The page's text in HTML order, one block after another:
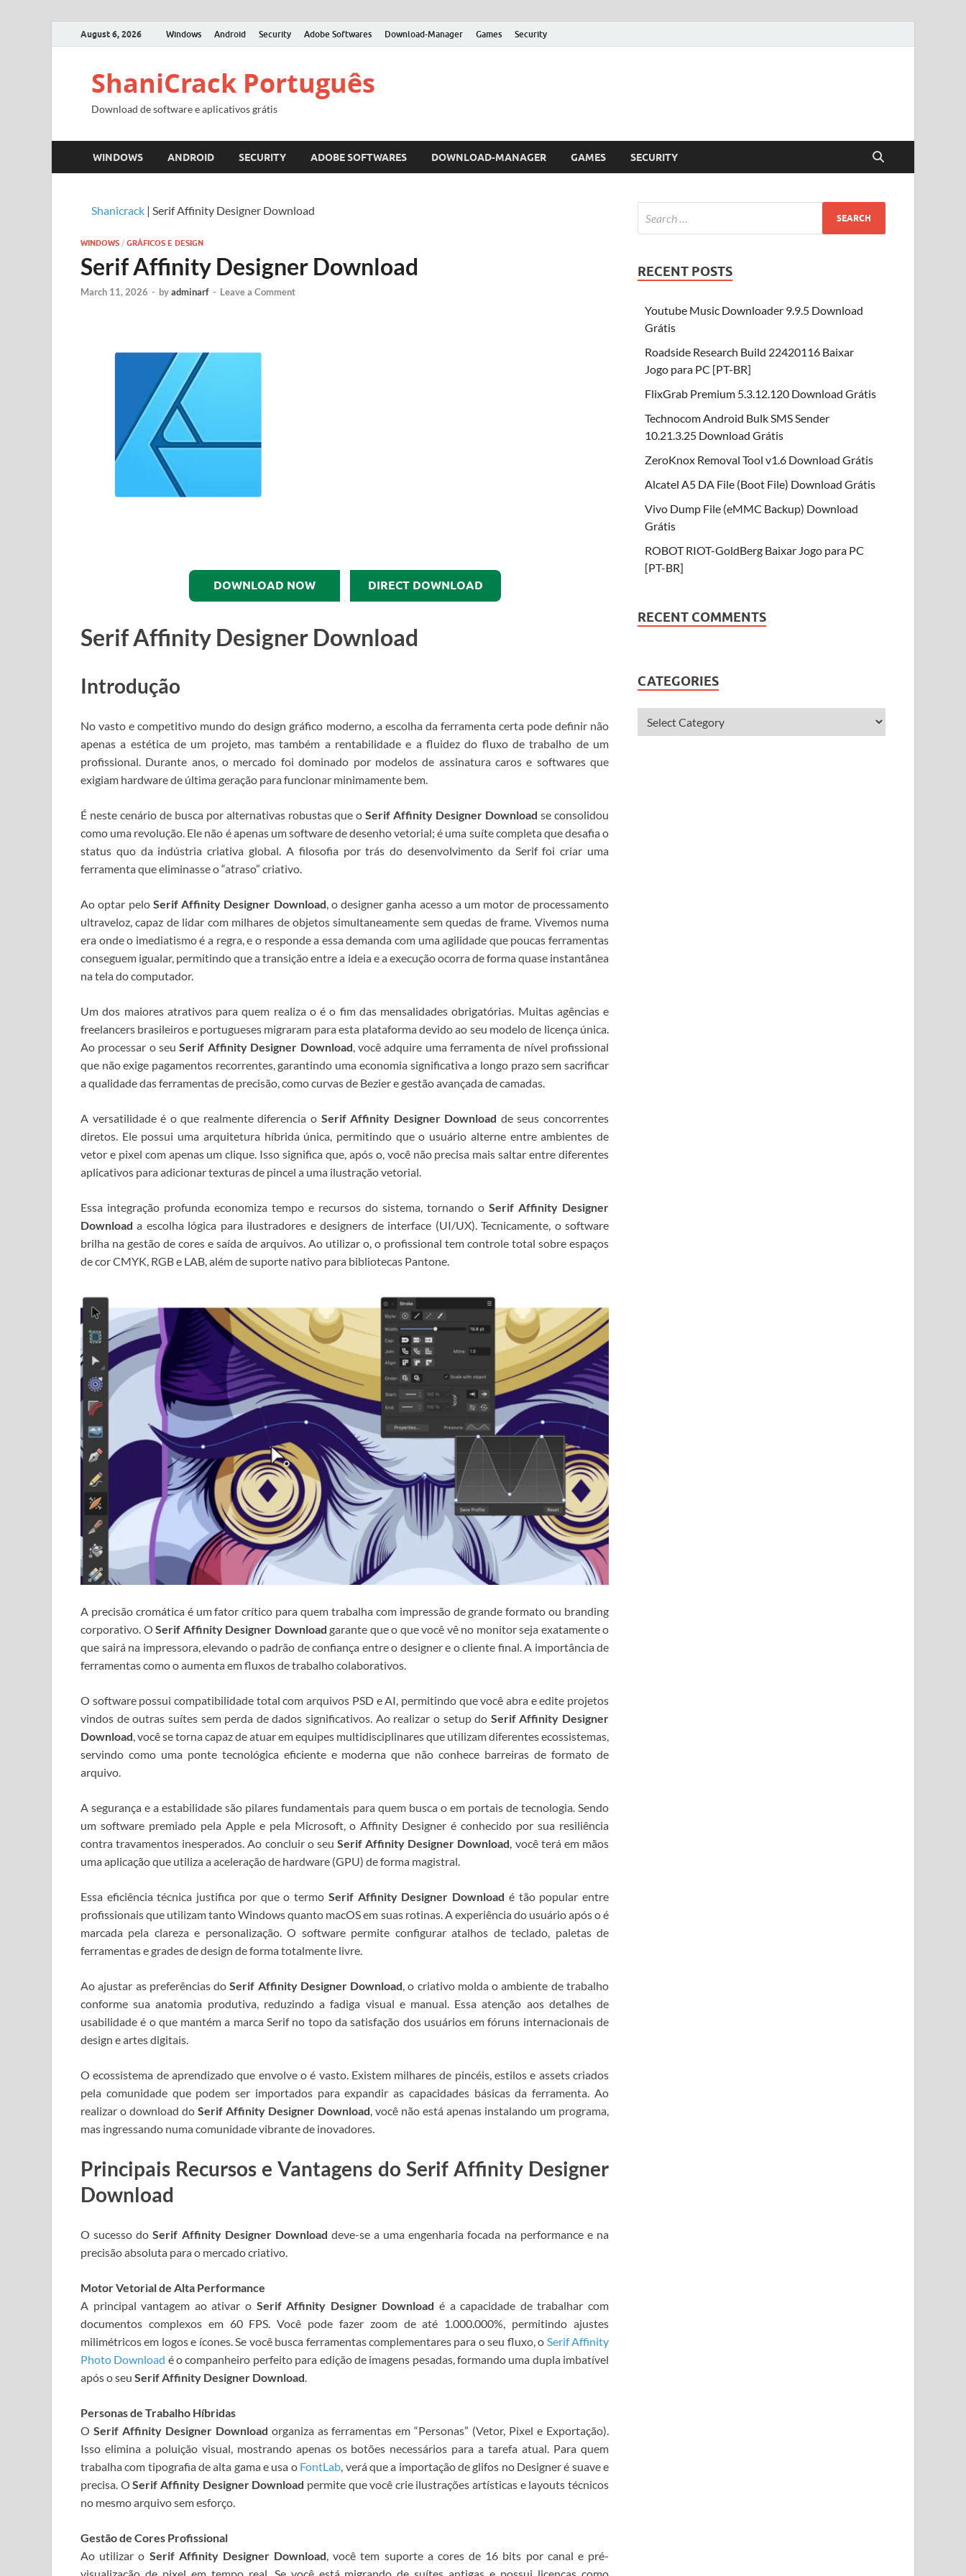
August 6, 2026 Windows Android Security Adobe Softwares Download-Manager Games Security
ShaniCrack Português
Download de software e aplicativos grátis
WINDOWS ANDROID SECURITY ADOBE SOFTWARES DOWNLOAD-MANAGER GAMES SECURITY
Shanicrack | Serif Affinity Designer Download
WINDOWS / GRÁFICOS E DESIGN
Serif Affinity Designer Download
March 11, 2026 - byadminarf - Leave a Comment
DOWNLOAD NOW DIRECT DOWNLOAD
Serif Affinity Designer Download
Introdução
No vasto e competitivo mundo do design gráfico moderno, a escolha da ferramenta certa pode definir não
apenas a estética de um projeto, mas também a rentabilidade e a fluidez do fluxo de trabalho de um
profissional. Durante anos, o mercado foi dominado por modelos de assinatura caros e softwares que
exigiam hardware de última geração para funcionar minimamente bem.
É neste cenário de busca por alternativas robustas que oSerif Affinity Designer Download se consolidou
como uma revolução. Ele não é apenas um software de desenho vetorial; é uma suíte completa que desafia o
status quo da indústria criativa global. A filosofia por trás do desenvolvimento da Serif foi criar uma
ferramenta que eliminasse o “atraso” criativo.
Ao optar pelo Serif Affinity Designer Download, o designer ganha acesso a um motor de processamento
ultraveloz, capaz de lidar com milhares de objetos simultaneamente sem quedas de frame. Vivemos numa
era onde o imediatismo é a regra, e oresponde a essa demanda com uma agilidade que poucas ferramentas
conseguem igualar, permitindo que a transição entre a ideia e a execução ocorra de forma quase instantânea
na tela do computador.
Um dos maiores atrativos para quem realiza oé o fim das mensalidades obrigatórias. Muitas agências e
freelancers brasileiros e portugueses migraram para esta plataforma devido ao seu modelo de licença única.
Ao processar o seuSerif Affinity Designer Download, você adquire uma ferramenta de nível profissional
que não exige pagamentos recorrentes, garantindo uma economia significativa a longo prazo sem sacrificar
a qualidade das ferramentas de precisão, como curvas de Bezier e gestão avançada de camadas.
A versatilidade é o que realmente diferencia o Serif Affinity Designer Download de seus concorrentes
diretos. Ele possui uma arquitetura híbrida única, permitindo que o usuário alterne entre ambientes de
vetor e pixel com apenas um clique. Isso significa que, após o, você não precisa mais saltar entre diferentes
aplicativos para adicionar texturas de pincel a uma ilustração vetorial.
Essa integração profunda economiza tempo e recursos do sistema, tornando o Serif Affinity Designer
Download a escolha lógica para ilustradores e designers de interface (UI/UX).Tecnicamente, o software
brilha na gestão de cores e saída de arquivos. Ao utilizar o, o profissional tem controle total sobre espaços
de cor CMYK, RGB e LAB, além de suporte nativo para bibliotecas Pantone.
A precisão cromática é um fator crítico para quem trabalha com impressão de grande formato ou branding
corporativo. O Serif Affinity Designer Download garante que o que você vê no monitor seja exatamente o
que sairá na impressora, elevando o padrão de confiança entre o designer e o cliente final. A importância de
ferramentas como oaumenta em fluxos de trabalho colaborativos.
O software possui compatibilidade total com arquivos PSD e AI, permitindo que você abra e edite projetos
vindos de outras suítes sem perda de dados significativos. Ao realizar o setup do Serif Affinity Designer
Download , você se torna capaz de atuar em equipes multidisciplinares que utilizam diferentes ecossistemas,
servindo como uma ponte tecnológica eficiente e moderna que não conhece barreiras de formato de
arquivo.
A segurança e a estabilidade são pilares fundamentais para quem busca oem portais de tecnologia. Sendo
um software premiado pela Apple e pela Microsoft, o Affinity Designer é conhecido por sua resiliência
contra travamentos inesperados. Ao concluir o seu Serif Affinity Designer Download , você terá em mãos
uma aplicação que utiliza a aceleração de hardware (GPU) de forma magistral.
Essa eficiência técnica justifica por que o termo Serif Affinity Designer Download é tão popular entre
profissionais que utilizam tanto Windows quanto macOS em suas rotinas. A experiência do usuário após oé
marcada pela clareza e personalização. O software permite configurar atalhos de teclado, paletas de
ferramentas e grades de design de forma totalmente livre.
Ao ajustar as preferências doSerif Affinity Designer Download , o criativo molda o ambiente de trabalho
conforme sua anatomia produtiva, reduzindo a fadiga visual e manual. Essa atenção aos detalhes de
usabilidade é o que mantém a marca Serif no topo da satisfação dos usuários em fóruns internacionais de
design e artes digitais.
O ecossistema de aprendizado que envolve oé vasto. Existem milhares de pincéis, estilos e assets criados
pela comunidade que podem ser importados para expandir as capacidades básicas da ferramenta. Ao
realizar o download do Serif Affinity Designer Download , você não está apenas instalando um programa,
mas ingressando numa comunidade vibrante de inovadores.
Principais Recursos e Vantagens do Serif Affinity Designer
Download
O sucesso doSerif Affinity Designer Download deve-se a uma engenharia focada na performance e na
precisão absoluta para o mercado criativo.
Motor Vetorial de Alta Performance
A principal vantagem ao ativar o Serif Affinity Designer Download é a capacidade de trabalhar com
documentos complexos em 60 FPS. Você pode fazer zoom de até 1.000.000%, permitindo ajustes
milimétricos em logos e ícones. Se você busca ferramentas complementares para o seu fluxo, o Serif Affinity
Photo Download é o companheiro perfeito para edição de imagens pesadas, formando uma dupla imbatível
após o seu Serif Affinity Designer Download.
Personas de Trabalho Híbridas
O Serif Affinity Designer Download organiza as ferramentas em “Personas” (Vetor, Pixel e Exportação).
Isso elimina a poluição visual, mostrando apenas os botões necessários para a tarefa atual. Para quem
trabalha com tipografia de alta gama e usa o FontLab, verá que a importação de glifos no Designer é suave e
precisa. OSerif Affinity Designer Download permite que você crie ilustrações artísticas e layouts técnicos
no mesmo arquivo sem esforço.
Gestão de Cores Profissional
Ao utilizar o Serif Affinity Designer Download, você tem suporte a cores de 16 bits por canal e pré-
RECENT POSTS
Youtube Music Downloader 9.9.5 Download
Grátis
Roadside Research Build 22420116 Baixar
Jogo para PC [PT-BR]
FlixGrab Premium 5.3.12.120 Download Grátis
Technocom Android Bulk SMS Sender
10.21.3.25 Download Grátis
ZeroKnox Removal Tool v1.6 Download Grátis
Alcatel A5 DA File (Boot File) Download Grátis
Vivo Dump File (eMMC Backup) Download
Grátis
ROBOT RIOT-GoldBerg Baixar Jogo para PC
[PT-BR]
RECENT COMMENTS
CATEGORIES